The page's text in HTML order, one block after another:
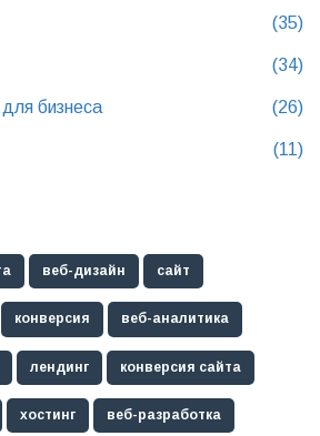
(35)
(34)
бизнеса (26)
(11)
веб-дизайн сайт
конверсия веб-аналитика
лендинг конверсия сайта
хостинг веб-разработка